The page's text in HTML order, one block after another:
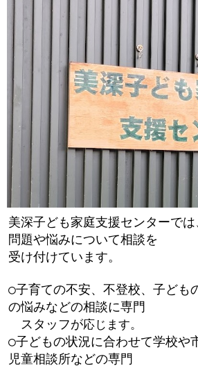
美深子ども家庭支援センターで
問題や悩みについて相談を
受け付けています。
○子育ての不安、不登校、子ども
の悩みなどの相談に専門
スタッフが応じます。
○子どもの状況に合わせて学校や
児童相談所などの専門